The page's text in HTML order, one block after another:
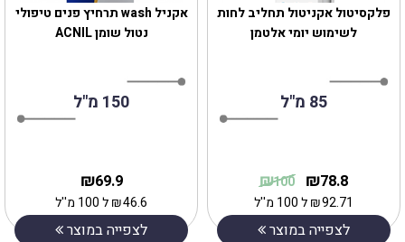
אקניל wash תרחיץ פנים טיפולי
נטול שומן ACNIL
150 מ"ל
69.9
₪
46.6
₪ל 100 מ''ל
לצפייה במוצר
פלקסיטול אקניטול תחליב לחות
לשימוש יומי אלטמן
85 מ"ל
78.8
₪
100
₪
92.71
₪ל 100 מ''ל
לצפייה במוצר